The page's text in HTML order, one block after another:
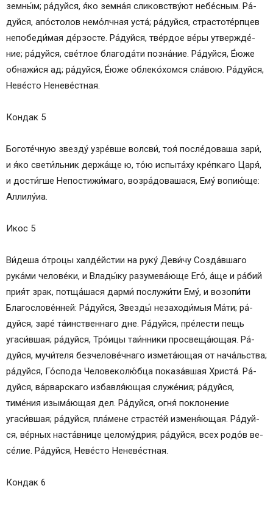
земны́м; ра́­дуй­ся, я́ко зем­на́я сликовству́ют не­бе́с­ным. Ра́­
дуй­ся, апо́с­то­лов не­мо́лч­ная ус­та́; ра́­дуй­ся, стра­сто­те́рп­цев
не­по­бе­ди́­мая де́рзосте. Ра́­дуй­ся, тве́р­дое ве́­ры утвер­жде́­
ние; ра́­дуй­ся, све́т­лое бла­го­да́­ти позна́ние. Ра́­дуй­ся, Е́ю­же
обнажи́ся ад; ра́­дуй­ся, Е́ю­же облеко́хомся сла́­вою. Ра́­дуй­ся,
Не­ве́с­то Не­не­ве́ст­ная.
Кондак 5
Боготе́чную звезду́ узре́вше волсви́, тоя́ после́доваша зари́,
и я́ко свети́льник держа́ще ю, то́ю испыта́ху кре́пкаго Ца­ря́,
и дости́гше Непостижи́маго, воз­ра́­до­ва­ша­ся, Ему́ во­пию́­ще:
Алли­лу́иа.
Икос 5
Ви́деша о́т­ро­цы халде́йстии на ру­ку́ Деви́чу Со­зда́в­ша­го
рука́ми че­ло­ве́­ки, и Вла­ды́­ку разумева́юще Его́, а́ще и ра́бий
прия́т зрак, по­тща́­ша­ся дарми́ послужи́ти Ему́, и возопи́ти
Благослове́нней: Ра́­дуй­ся, Звезды́ незаходи́мыя Ма́­ти; ра́­
дуй­ся, заре́ та́инственнаго дне. Ра́­дуй­ся, пре́­лес­ти пещь
угаси́вшая; ра́­дуй­ся, Тро́ицы таи́нники про­све­ща́ю­щая. Ра́­
дуй­ся, мучи́теля безчелове́чнаго измета́ющая от нача́льства;
ра́­дуй­ся, Го́с­по­да Человеколю́бца показа́вшая Хри­ста́. Ра́­
дуй­ся, ва́рварскаго из­бав­ля́ю­щая слу­же́­ния; ра́­дуй­ся,
тиме́ния изыма́ющая дел. Ра́­дуй­ся, ог­ня́ по­кло­не­ние
угаси́вшая; ра́­дуй­ся, пла́мене страс­те́й изменя́ющая. Ра́­дуй­
ся, ве́р­ных нас­та́в­ни­це це­ло­му́д­рия; ра́­дуй­ся, всех ро­до́в ве­
се́­лие. Ра́­дуй­ся, Не­ве́с­то Не­не­ве́ст­ная.
Кондак 6